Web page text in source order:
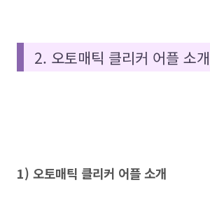
2. 오토매틱 클리커 어플 소개
1) 오토매틱 클리커 어플 소개